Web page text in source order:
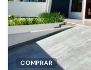
COMPRAR